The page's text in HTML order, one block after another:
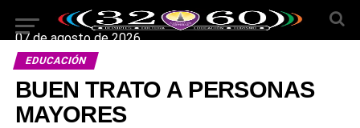
07 de agosto de 2026
EDUCACIÓN
BUEN TRATO A PERSONAS
MAYORES